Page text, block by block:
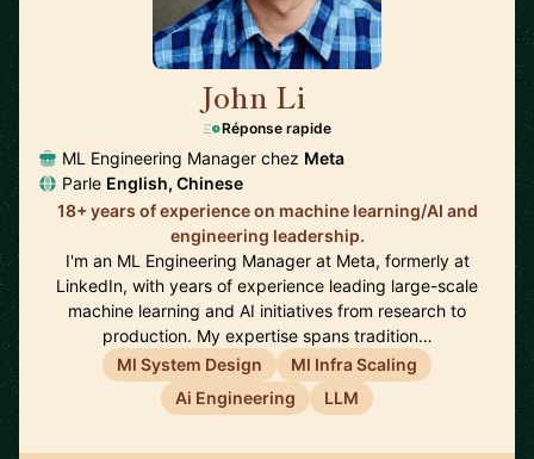
John Li
Réponse rapide
ML Engineering Manager chez Meta
Parle English, Chinese
18+ years of experience on machine learning/AI and
engineering leadership.
I'm an ML Engineering Manager at Meta, formerly at
LinkedIn, with years of experience leading large-scale
machine learning and AI initiatives from research to
production. My expertise spans tradition…
Ml System Design
Ml Infra Scaling
Ai Engineering
LLM